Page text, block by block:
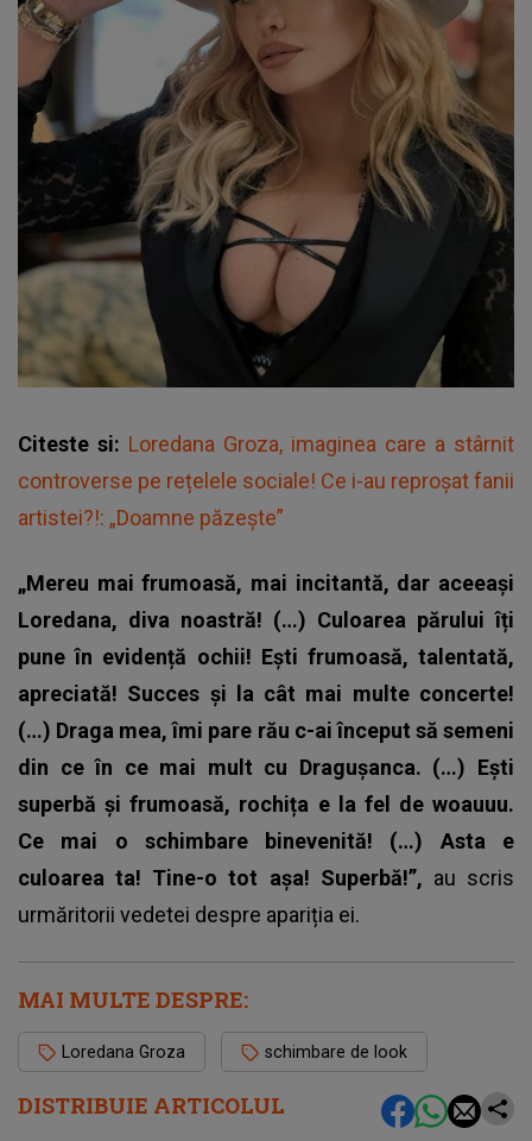
DISTRIBUIE ARTICOLUL
Citeste si: Loredana Groza, imaginea care a stârnit
controverse pe rețelele sociale! Ce i-au reproșat fanii
artistei?!: „Doamne păzește”
„Mereu mai frumoasă, mai incitantă, dar aceeași
Loredana, diva noastră! (…) Culoarea părului îți
pune în evidență ochii! Ești frumoasă, talentată,
apreciată! Succes și la cât mai multe concerte!
(…) Draga mea, îmi pare rău c-ai început să semeni
din ce în ce mai mult cu Dragușanca. (…) Ești
superbă și frumoasă, rochița e la fel de woauuu.
Ce mai o schimbare binevenită! (…) Asta e
culoarea ta! Tine-o tot așa! Superbă!”, au scris
urmăritorii vedetei despre apariția ei.
MAI MULTE DESPRE:
Loredana Groza schimbare de look